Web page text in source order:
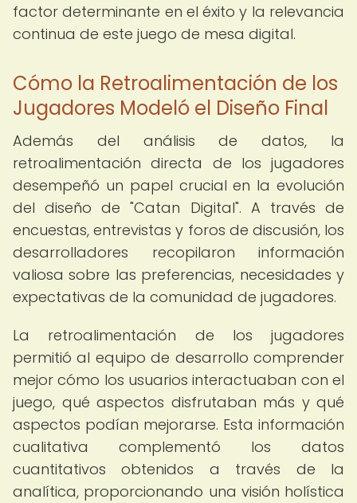
factor determinante en el éxito y la relevancia
continua de este juego de mesa digital.
Cómo la Retroalimentación de los
Jugadores Modeló el Diseño Final
Además del análisis de datos, la
retroalimentación directa de los jugadores
desempeñó un papel crucial en la evolución
del diseño de "Catan Digital". A través de
encuestas, entrevistas y foros de discusión, los
desarrolladores recopilaron información
valiosa sobre las preferencias, necesidades y
expectativas de la comunidad de jugadores.
La retroalimentación de los jugadores
permitió al equipo de desarrollo comprender
mejor cómo los usuarios interactuaban con el
juego, qué aspectos disfrutaban más y qué
aspectos podían mejorarse. Esta información
cualitativa complementó los datos
cuantitativos obtenidos a través de la
analítica, proporcionando una visión holística